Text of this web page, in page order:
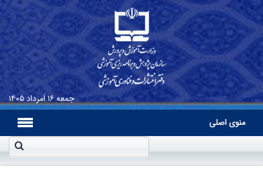
جمعه۱۶ اَمرداد ۱۴۰۵
منوی اصلی